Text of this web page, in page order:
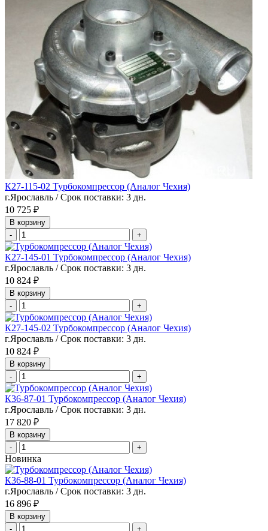
К27-115-02 Турбокомпрессор (Аналог Чехия)
г.Ярославль / Срок поставки: 3 дн.
10 725 ₽
В корзину
-
+
К27-145-01 Турбокомпрессор (Аналог Чехия)
г.Ярославль / Срок поставки: 3 дн.
10 824 ₽
В корзину
-
+
К27-145-02 Турбокомпрессор (Аналог Чехия)
г.Ярославль / Срок поставки: 3 дн.
10 824 ₽
В корзину
-
+
К36-87-01 Турбокомпрессор (Аналог Чехия)
г.Ярославль / Срок поставки: 3 дн.
17 820 ₽
В корзину
-
+
Новинка
К36-88-01 Турбокомпрессор (Аналог Чехия)
г.Ярославль / Срок поставки: 3 дн.
16 896 ₽
В корзину
-
+